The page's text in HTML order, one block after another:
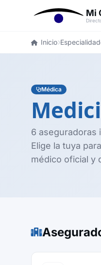
Mi
Inicio
Médica
6 aseguradoras
Elige la tuya
médico oficial y